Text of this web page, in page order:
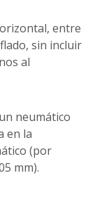
entre
sin incluir
al
neumático
en la
(por
mm).